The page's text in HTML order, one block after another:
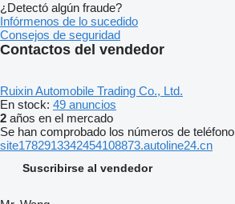
¿Detectó algún fraude?
Infórmenos de lo sucedido
Consejos de seguridad
Contactos del vendedor
Ruixin Automobile Trading Co., Ltd.
En stock: 49 anuncios
2 años en el mercado
Se han comprobado los números de teléfono
site1782913342454108873.autoline24.cn
Suscribirse al vendedor